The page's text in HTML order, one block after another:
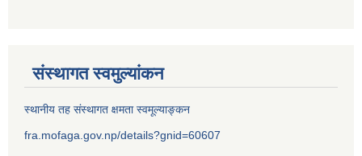
संस्थागत स्वमुल्यांकन
स्थानीय तह संस्थागत क्षमता स्वमूल्याङ्कन
fra.mofaga.gov.np/details?gnid=60607